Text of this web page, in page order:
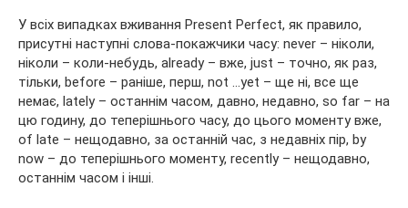
У всіх випадках вживання Present Perfect, як правило,
присутні наступні слова-покажчики часу: never – ніколи,
ніколи – коли-небудь, already – вже, just – точно, як раз,
тільки, before – раніше, перш, not …yet – ще ні, все ще
немає, lately – останнім часом, давно, недавно, so far – на
цю годину, до теперішнього часу, до цього моменту вже,
of late – нещодавно, за останній час, з недавніх пір, by
now – до теперішнього моменту, recently – нещодавно,
останнім часом і інші.